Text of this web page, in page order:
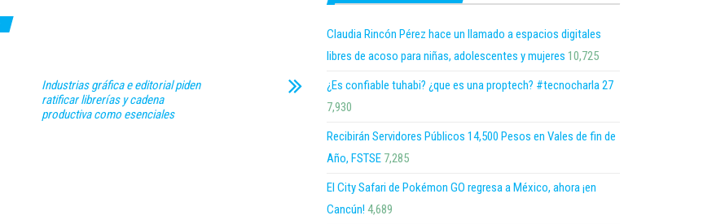
Industrias gráfica e editorial piden
ratificar librerías y cadena
productiva como esenciales
Claudia Rincón Pérez hace un llamado a espacios digitales
libres de acoso para niñas, adolescentes y mujeres 10,725
¿Es confiable tuhabi? ¿que es una proptech? #tecnocharla 27
7,930
Recibirán Servidores Públicos 14,500 Pesos en Vales de fin de
Año, FSTSE 7,285
El City Safari de Pokémon GO regresa a México, ahora ¡en
Cancún! 4,689